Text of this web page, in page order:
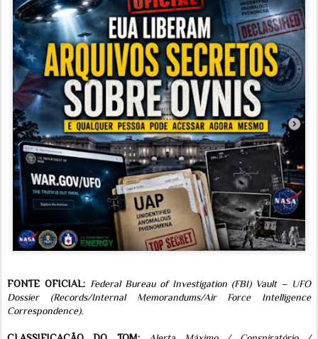
FONTE OFICIAL: Federal Bureau of Investigation (FBI) Vault – UFO
Dossier (Records/Internal Memorandums/Air Force Intelligence
Correspondence).